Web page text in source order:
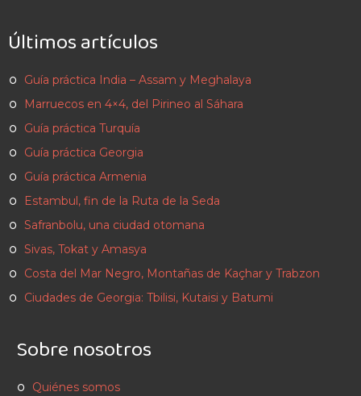
Últimos artículos
Guía práctica India – Assam y Meghalaya
Marruecos en 4×4, del Pirineo al Sáhara
Guía práctica Turquía
Guía práctica Georgia
Guía práctica Armenia
Estambul, fin de la Ruta de la Seda
Safranbolu, una ciudad otomana
Sivas, Tokat y Amasya
Costa del Mar Negro, Montañas de Kaçhar y Trabzon
Ciudades de Georgia: Tbilisi, Kutaisi y Batumi
Sobre nosotros
Quiénes somos